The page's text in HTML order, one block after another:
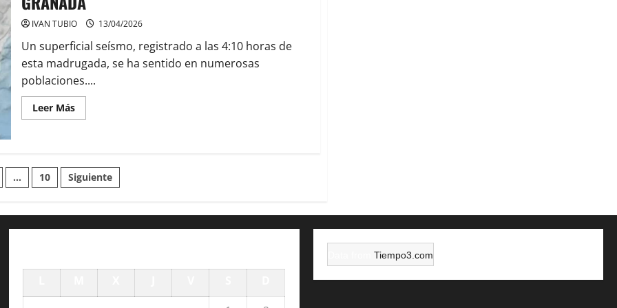
ANTIFASCISTAS
IVAN TUBIO 13/04/2026
Un superficial seísmo, registrado a las 4:10 horas de
esta madrugada, se ha sentido en numerosas
poblaciones....
Leer MásLeer
más
LA
MADRUGADA
EN
… 10 Siguiente
Tiempo3.com